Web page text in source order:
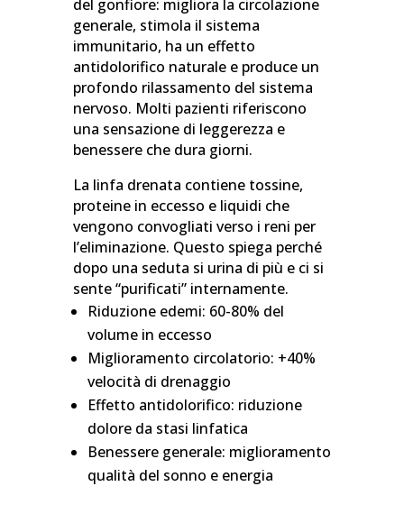
del gonfiore: migliora la circolazione
generale, stimola il sistema
immunitario, ha un effetto
antidolorifico naturale e produce un
profondo rilassamento del sistema
nervoso. Molti pazienti riferiscono
una sensazione di leggerezza e
benessere che dura giorni.
La linfa drenata contiene tossine,
proteine in eccesso e liquidi che
vengono convogliati verso i reni per
l’eliminazione. Questo spiega perché
dopo una seduta si urina di più e ci si
sente “purificati” internamente.
Riduzione edemi: 60-80% del
volume in eccesso
Miglioramento circolatorio: +40%
velocità di drenaggio
Effetto antidolorifico: riduzione
dolore da stasi linfatica
Benessere generale: miglioramento
qualità del sonno e energia